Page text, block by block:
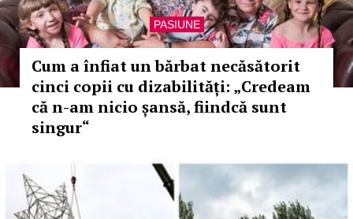
PASIUNE
Cum a înfiat un bărbat necăsătorit
cinci copii cu dizabilități: „Credeam
că n-am nicio șansă, fiindcă sunt
singur“